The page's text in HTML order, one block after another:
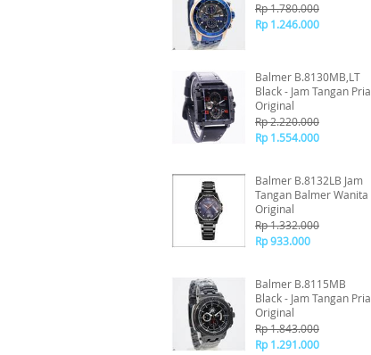
Rp 1.780.000
Rp 1.246.000
Balmer B.8130MB,LT
Black - Jam Tangan Pria
Original
Rp 2.220.000
Rp 1.554.000
Balmer B.8132LB Jam
Tangan Balmer Wanita
Original
Rp 1.332.000
Rp 933.000
Balmer B.8115MB
Black - Jam Tangan Pria
Original
Rp 1.843.000
Rp 1.291.000